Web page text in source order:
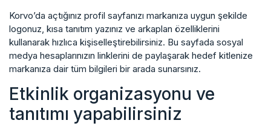
Korvo’da açtığınız profil sayfanızı markanıza uygun şekilde
logonuz, kısa tanıtım yazınız ve arkaplan özelliklerini
kullanarak hızlıca kişiselleştirebilirsiniz. Bu sayfada sosyal
medya hesaplarınızın linklerini de paylaşarak hedef kitlenize
markanıza dair tüm bilgileri bir arada sunarsınız.
Etkinlik organizasyonu ve
tanıtımı yapabilirsiniz